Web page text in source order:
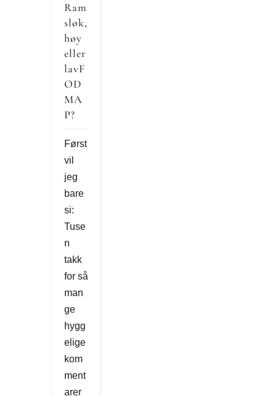
Ram
sløk,
høy
eller
lavF
OD
MA
P?
Først
vil
jeg
bare
si:
Tuse
n
takk
for så
man
ge
hygg
elige
kom
ment
arer